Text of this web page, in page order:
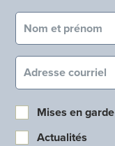
Nom et prénom
Courriel
Mises en garde
Actualités